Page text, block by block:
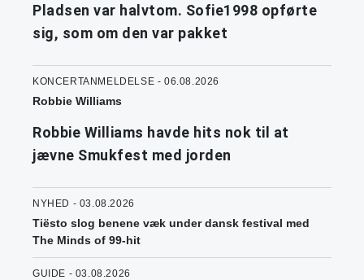
Pladsen var halvtom. Sofie1998 opførte
sig, som om den var pakket
KONCERTANMELDELSE - 06.08.2026
Robbie Williams
Robbie Williams havde hits nok til at
jævne Smukfest med jorden
NYHED - 03.08.2026
Tiësto slog benene væk under dansk festival med
The Minds of 99-hit
GUIDE - 03.08.2026